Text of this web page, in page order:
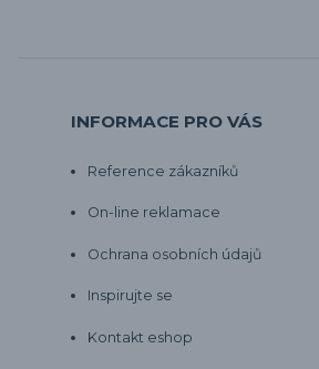
INFORMACE PRO VÁS
Reference zákazníků
On-line reklamace
Ochrana osobních údajů
Inspirujte se
Kontakt eshop